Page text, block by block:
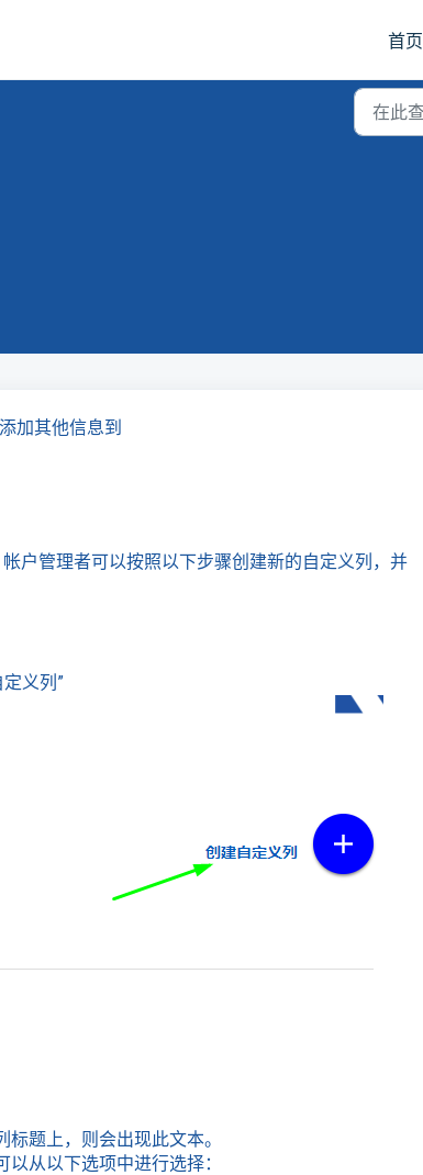
首页
加其他信息到
户管理者可以按照以下步骤创建新的自定义列，并
义列”
题上，则会出现此文本。
从以下选项中进行选择：